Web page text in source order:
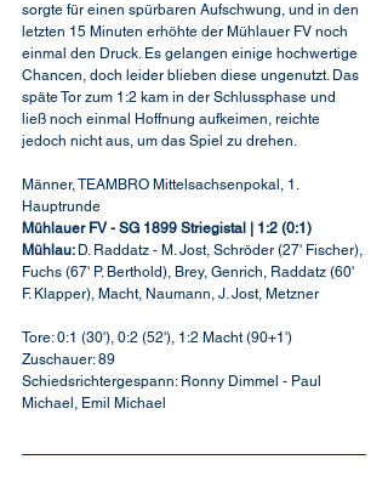
sorgte für einen spürbaren Aufschwung, und in den
letzten 15 Minuten erhöhte der Mühlauer FV noch
einmal den Druck. Es gelangen einige hochwertige
Chancen, doch leider blieben diese ungenutzt. Das
späte Tor zum 1:2 kam in der Schlussphase und
ließ noch einmal Hoffnung aufkeimen, reichte
jedoch nicht aus, um das Spiel zu drehen.
Männer, TEAMBRO Mittelsachsenpokal, 1.
Hauptrunde
Mühlauer FV - SG 1899 Striegistal | 1:2 (0:1)
Mühlau: D. Raddatz - M. Jost, Schröder (27' Fischer),
Fuchs (67' P. Berthold), Brey, Genrich, Raddatz (60'
F. Klapper), Macht, Naumann, J. Jost, Metzner
Tore: 0:1 (30'), 0:2 (52'), 1:2 Macht (90+1')
Zuschauer: 89
Schiedsrichtergespann: Ronny Dimmel - Paul
Michael, Emil Michael